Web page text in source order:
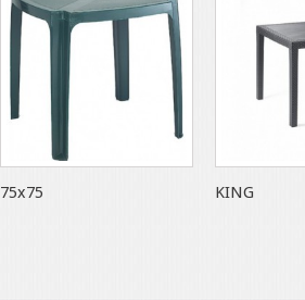
75x75 KING